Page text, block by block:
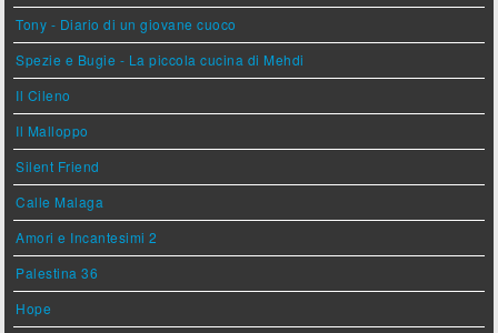
Tony - Diario di un giovane cuoco
Spezie e Bugie - La piccola cucina di Mehdi
Il Cileno
Il Malloppo
Silent Friend
Calle Malaga
Amori e Incantesimi 2
Palestina 36
Hope